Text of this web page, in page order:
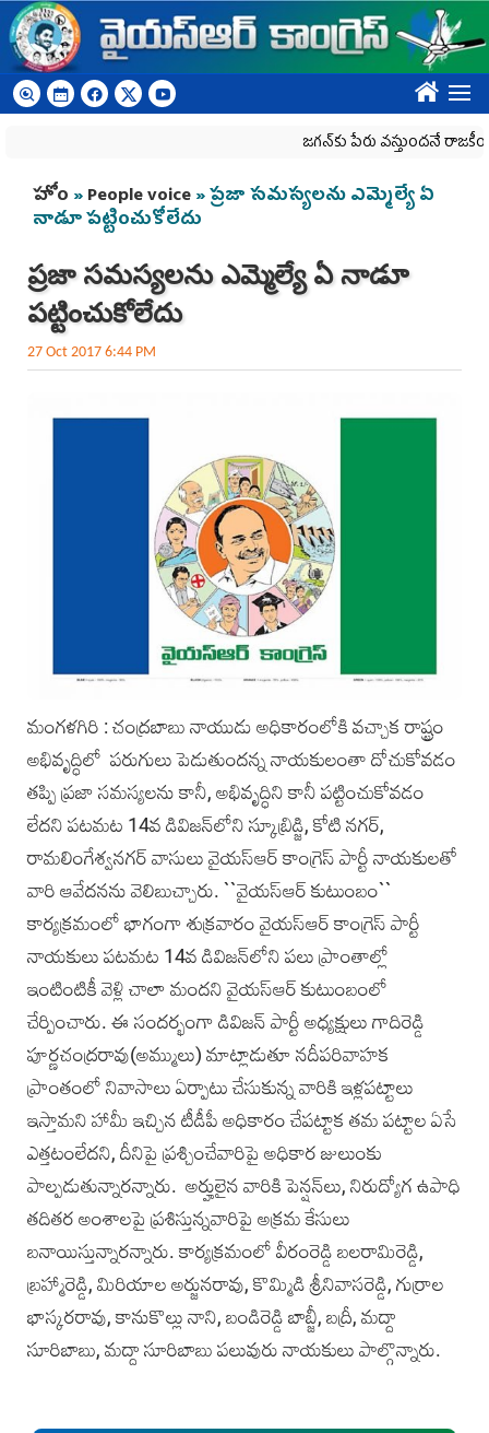
Skip to main content
????
జగన్‌కు పేరు వస్తుందనే రాజకీయ కక్షతో
You are here
హోం »People voice» ప్ర‌జా స‌మ‌స్య‌ల‌ను ఎమ్మెల్యే ఏ
నాడూ ప‌ట్టించుకోలేదు
ప్ర‌జా స‌మ‌స్య‌ల‌ను ఎమ్మెల్యే ఏ నాడూ
ప‌ట్టించుకోలేదు
27 Oct 2017 6:44 PM
మంగ‌ళ‌గిరి : చ‌ంద్ర‌బాబు నాయుడు అధికారంలోకి వ‌చ్చాక రాష్ట్రం
అభివృద్ధిలో ప‌రుగులు పెడుతుంద‌న్న నాయ‌కులంతా దోచుకోవ‌డం
త‌ప్పి ప్ర‌జా స‌మ‌స్య‌ల‌ను కానీ, అభివృద్ధిని కానీ ప‌ట్టించుకోవ‌డం
లేద‌ని ప‌ట‌మ‌ట 14వ డివిజ‌న్‌లోని స్కూబ్రిడ్జి, కోటి న‌గ‌ర్‌,
రామ‌లింగేశ్వ‌న‌గ‌ర్ వాసులు వైయ‌స్ఆర్ కాంగ్రెస్ పార్టీ నాయ‌కుల‌తో
వారి ఆవేద‌న‌ను వెలిబుచ్చారు. ``వైయ‌స్ఆర్ కుటుంబం``
కార్య‌క్ర‌మంలో భాగంగా శుక్ర‌వారం వైయ‌స్ఆర్ కాంగ్రెస్ పార్టీ
నాయ‌కులు పటమట 14వ డివిజన్‌లోని ప‌లు ప్రాంతాల్లో
ఇంటింటికీ వెళ్లి చాలా మంద‌ని వైయ‌స్ఆర్ కుటుంబంలో
చేర్పించారు. ఈ సంద‌ర్భంగా డివిజన్‌ పార్టీ అధ్యక్షులు గాదిరెడ్డి
పూర్ణచంద్రరావు(అమ్ములు) మాట్లాడుతూ నదీపరివాహక
ప్రాంతంలో నివాసాలు ఏర్పాటు చేసుకున్న వారికి ఇళ్లపట్టాలు
ఇస్తామని హామీ ఇచ్చిన టీడీపీ అధికారం చేపట్టాక తమ పట్టాల ఏసే
ఎత్తటంలేదని, దీనిపై ప్రశ్చించేవారిపై అధికార జులుంకు
పాల్పడుతున్నార‌న్నారు. అర్హులైన వారికి పెన్షన్‌లు, నిరుద్యోగ ఉపాధి
తదితర అంశాలపై ప్రశిస్తున్నవారిపై అక్రమ కేసులు
బనాయిస్తున్నారన్నారు. కార్యక్రమంలో వీరంరెడ్డి బలరామిరెడ్డి,
బ్రహ్మారెడ్డి, మిరియాల అర్జునరావు, కొమ్మిడి శ్రీనివాసరెడ్డి, గుర్రాల
భాస్కరరావు, కానుకొల్లు నాని, బండిరెడ్డి బాబ్జీ, బద్రీ, మద్దా
సూరిబాబు, మద్దా సూరిబాబు పలువురు నాయకులు పాల్గొన్నారు.